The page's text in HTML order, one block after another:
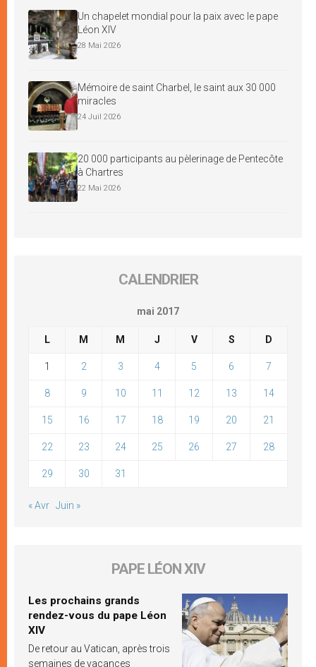
Un chapelet mondial pour la paix avec le pape
Léon XIV
28 Mai 2026
Mémoire de saint Charbel, le saint aux 30 000
miracles
24 Juil 2026
20 000 participants au pèlerinage de Pentecôte
à Chartres
22 Mai 2026
CALENDRIER
mai 2017
L M M J V S D
1 2 3 4 5 6 7
8 9 10 11 12 13 14
15 16 17 18 19 20 21
22 23 24 25 26 27 28
29 30 31
« Avr Juin »
PAPE LÉON XIV
Les prochains grands
rendez-vous du pape Léon
XIV
De retour au Vatican, après trois
semaines de vacances